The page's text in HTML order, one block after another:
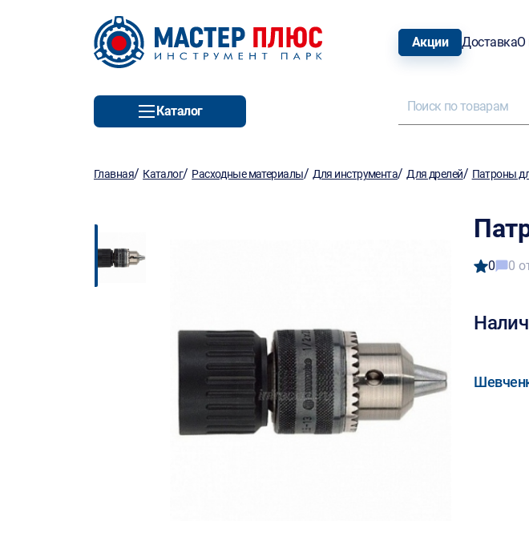
Акции ДоставкаО
Каталог
Главная/ Каталог/ Расходные материалы/ Для инструмента/Для дрелей/ Патроны
0 0